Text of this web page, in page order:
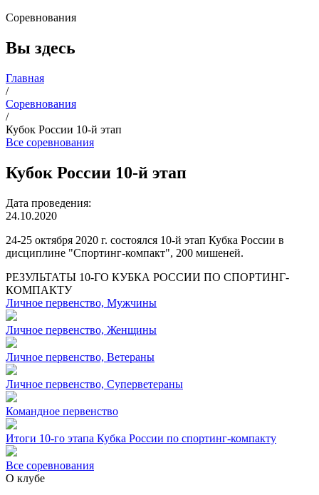
Соревнования
Вы здесь
Главная
/
Соревнования
/
Кубок России 10-й этап
Все соревнования
Кубок России 10-й этап
Дата проведения:
24.10.2020
24-25 октября 2020 г. состоялся 10-й этап Кубка России в
дисциплине "Спортинг-компакт", 200 мишеней.
РЕЗУЛЬТАТЫ 10-ГО КУБКА РОССИИ ПО СПОРТИНГ-
КОМПАКТУ
Личное первенство, Мужчины
Личное первенство, Женщины
Личное первенство, Ветераны
Личное первенство, Суперветераны
Командное первенство
Итоги 10-го этапа Кубка России по спортинг-компакту
Все соревнования
О клубе